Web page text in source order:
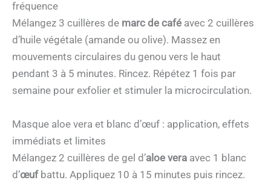
fréquence
Mélangez 3 cuillères de marc de café avec 2 cuillères
d’huile végétale (amande ou olive). Massez en
mouvements circulaires du genou vers le haut
pendant 3 à 5 minutes. Rincez. Répétez 1 fois par
semaine pour exfolier et stimuler la microcirculation.
Masque aloe vera et blanc d’œuf : application, effets
immédiats et limites
Mélangez 2 cuillères de gel d’aloe vera avec 1 blanc
d’œufbattu. Appliquez 10 à 15 minutes puis rincez.